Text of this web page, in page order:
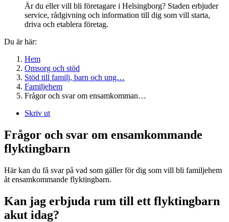
Är du eller vill bli företagare i Helsingborg? Staden erbjuder
service, rådgivning och information till dig som vill starta,
driva och etablera företag.
Du är här:
Hem
Omsorg och stöd
Stöd till familj, barn och ung…
Familjehem
Frågor och svar om ensamkomman…
Skriv ut
Frågor och svar om ensamkommande
flyktingbarn
Här kan du få svar på vad som gäller för dig som vill bli familjehem
åt ensamkommande flyktingbarn.
Kan jag erbjuda rum till ett flyktingbarn
akut idag?